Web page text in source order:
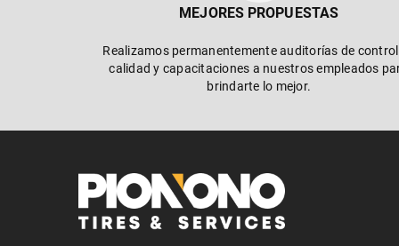
MEJORES PROPUESTAS
Realizamos permanentemente auditorías de
calidad y capacitaciones a nuestros empleados
brindarte lo mejor.